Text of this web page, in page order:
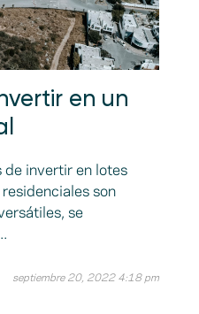
en un
de invertir en lotes
son
se
septiembre 20, 2022 4:18 pm